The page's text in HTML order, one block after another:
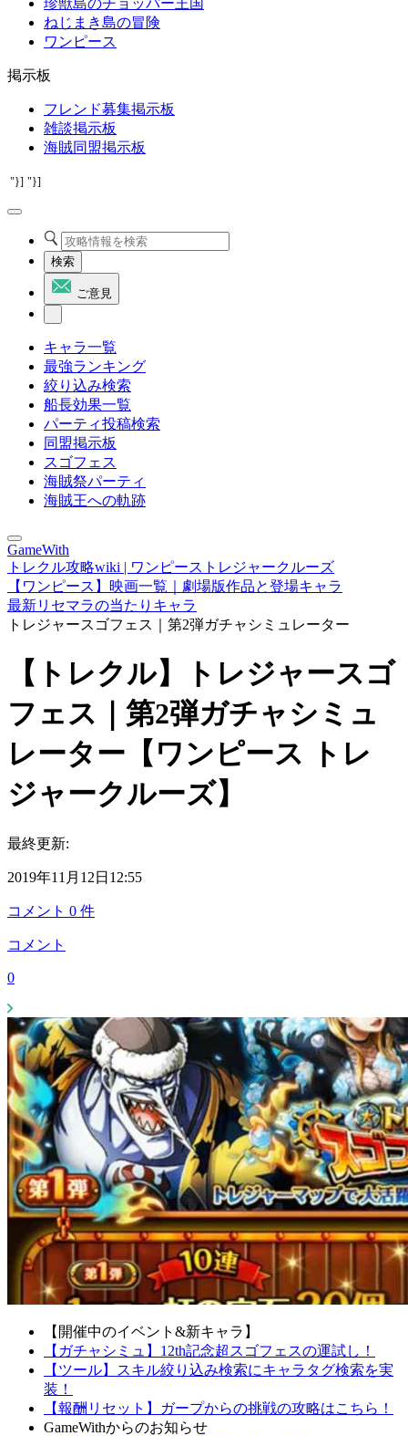
珍獣島のチョッパー王国
ねじまき島の冒険
ワンピース
掲示板
フレンド募集掲示板
雑談掲示板
海賊同盟掲示板
"}] "}]
検索
ご意見
キャラ一覧
最強ランキング
絞り込み検索
船長効果一覧
パーティ投稿検索
同盟掲示板
スゴフェス
海賊祭パーティ
海賊王への軌跡
GameWith
トレクル攻略wiki | ワンピーストレジャークルーズ
【ワンピース】映画一覧｜劇場版作品と登場キャラ
最新リセマラの当たりキャラ
トレジャースゴフェス｜第2弾ガチャシミュレーター
【トレクル】トレジャースゴ
フェス｜第2弾ガチャシミュ
レーター【ワンピース トレ
ジャークルーズ】
最終更新:
2019年11月12日12:55
コメント 0 件
コメント
0
【開催中のイベント&新キャラ】
【ガチャシミュ】12th記念超スゴフェスの運試し！
【ツール】スキル絞り込み検索にキャラタグ検索を実
装！
【報酬リセット】ガープからの挑戦の攻略はこちら！
GameWithからのお知らせ